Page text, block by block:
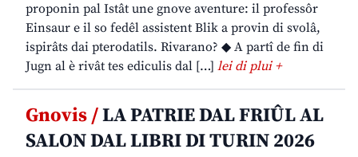
proponin pal Istât une gnove aventure: il professôr
Einsaur e il so fedêl assistent Blik a provin di svolâ,
ispirâts dai pterodatils. Rivarano? ◆ A partî de fin di
Jugn al è rivât tes ediculis dal […] lei di plui +
Gnovis /LA PATRIE DAL FRIÛL AL
SALON DAL LIBRI DI TURIN 2026